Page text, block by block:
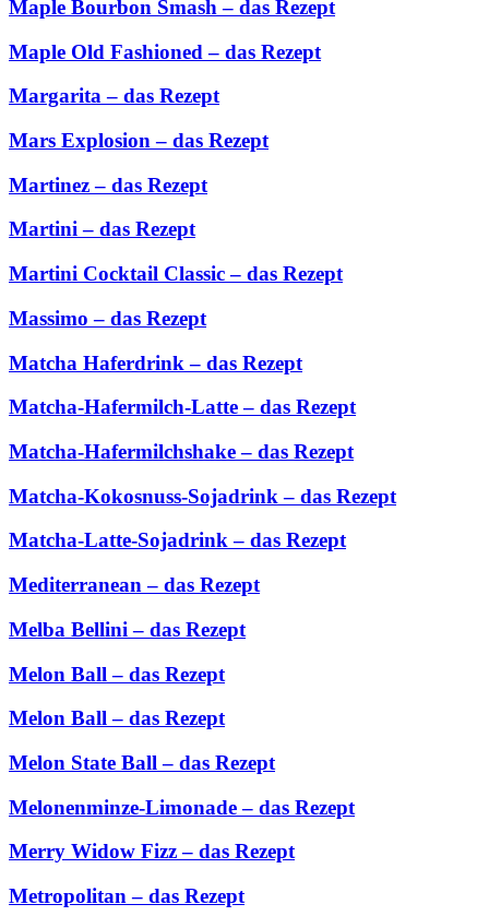
Maple Bourbon Smash – das Rezept
Maple Old Fashioned – das Rezept
Margarita – das Rezept
Mars Explosion – das Rezept
Martinez – das Rezept
Martini – das Rezept
Martini Cocktail Classic – das Rezept
Massimo – das Rezept
Matcha Haferdrink – das Rezept
Matcha-Hafermilch-Latte – das Rezept
Matcha-Hafermilchshake – das Rezept
Matcha-Kokosnuss-Sojadrink – das Rezept
Matcha-Latte-Sojadrink – das Rezept
Mediterranean – das Rezept
Melba Bellini – das Rezept
Melon Ball – das Rezept
Melon Ball – das Rezept
Melon State Ball – das Rezept
Melonenminze-Limonade – das Rezept
Merry Widow Fizz – das Rezept
Metropolitan – das Rezept